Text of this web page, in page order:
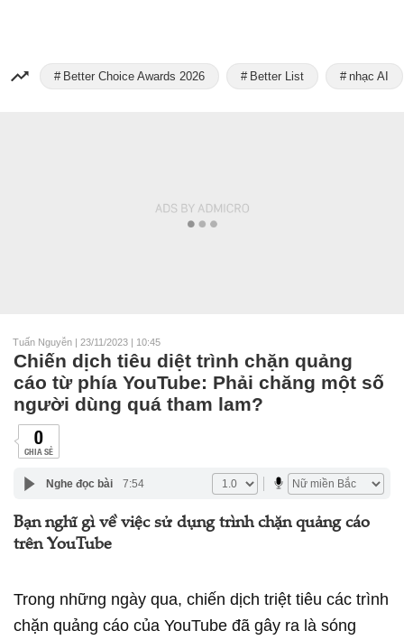
Better Choice Awards 2026 Better List nhạc AI
Tuấn Nguyễn | 23/11/2023 | 10:45
Chiến dịch tiêu diệt trình chặn quảng
cáo từ phía YouTube: Phải chăng một số
người dùng quá tham lam?
0
CHIA SẺ
Nghe đọc bài 7:54
Bạn nghĩ gì về việc sử dụng trình chặn quảng cáo
trên YouTube
Trong những ngày qua, chiến dịch triệt tiêu các trình
chặn quảng cáo của YouTube đã gây ra là sóng